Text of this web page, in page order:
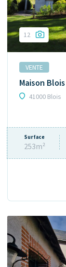
12
VENTE
Maison
41000 Blois
Surface
253m²